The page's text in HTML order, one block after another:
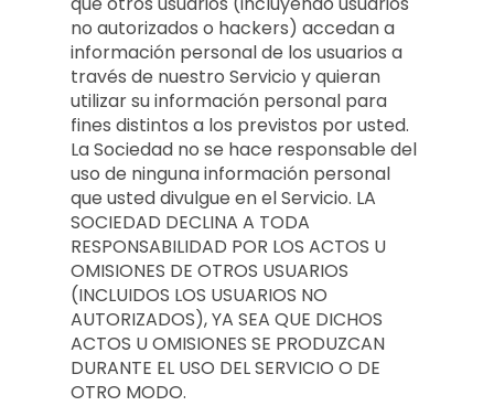
no autorizados o hackers) accedan a
información personal de los usuarios a
través de nuestro Servicio y quieran
utilizar su información personal para
fines distintos a los previstos por usted.
La Sociedad no se hace responsable del
uso de ninguna información personal
que usted divulgue en el Servicio. LA
SOCIEDAD DECLINA A TODA
RESPONSABILIDAD POR LOS ACTOS U
OMISIONES DE OTROS USUARIOS
(INCLUIDOS LOS USUARIOS NO
AUTORIZADOS), YA SEA QUE DICHOS
ACTOS U OMISIONES SE PRODUZCAN
DURANTE EL USO DEL SERVICIO O DE
OTRO MODO.